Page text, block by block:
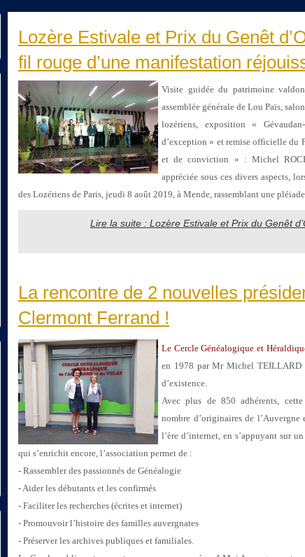
Lozère Estivale et Prix du Genêt
fil rouge d’une manifestation
Visite guidée du patrimoine
assemblée générale de Lou Païs,
lozériens, exposition «
d’exception » et remise officielle du
et de conviction » : Michel
appréciée sous ces divers aspects,
des Lozériens de Paris, jeudi 8 août 2019, à Mende, rassemblant une
Lire la suite : Lozère Estivale et Prix du Genêt
La rencontre de 2 nouvelles
Clermont Ferrand !
Le Cercle Généalogique et
en 1978 par MrMichel TEILLARD
d’existence.
Avec plus de 850 adhérents,
nombre d’originairesde l’Auvergne
l’ère d’internet, en s’appuyant sur
qui s’enrichit encore, l’association permet de :
- Rassembler des passionnés de Généalogie
- Aider les débutants et les confirmés
- Faciliter les recherches (écrites et internet)
- Promouvoir l’histoire des familles auvergnates
- Préserver les archives publiques et familiales.